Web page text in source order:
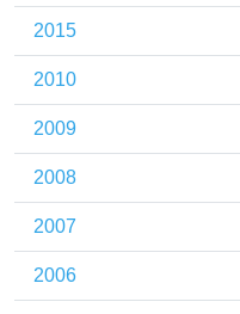
2015
2010
2009
2008
2007
2006